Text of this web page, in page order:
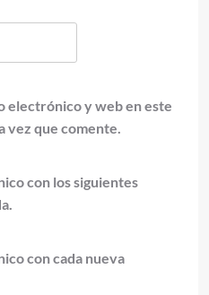
electrónico y web en este
vez que comente.
con los siguientes
con cada nueva